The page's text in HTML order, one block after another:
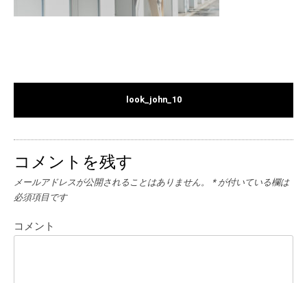
look_john_10
コメントを残す
メールアドレスが公開されることはありません。 *が付いている欄は
必須項目です
コメント